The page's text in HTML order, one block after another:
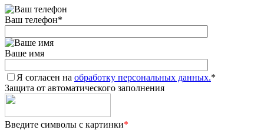
Ваш телефон*
Ваше имя
Я согласен на обработку персональных данных.*
Защита от автоматического заполнения
Введите символы с картинки*